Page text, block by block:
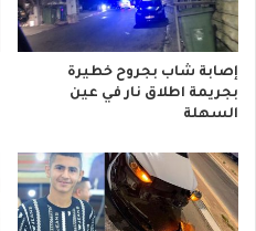
إصابة شاب بجروح خطيرة
بجريمة اطلاق نار في عين
السهلة